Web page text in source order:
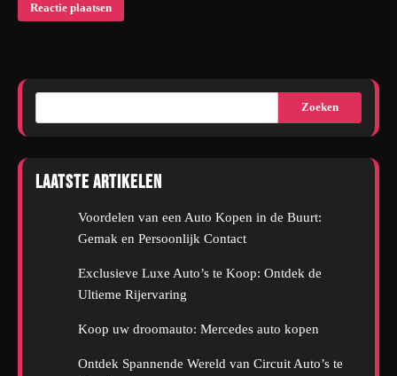
Zoeken
Laatste artikelen
Voordelen van een Auto Kopen in de Buurt:
Gemak en Persoonlijk Contact
Exclusieve Luxe Auto’s te Koop: Ontdek de
Ultieme Rijervaring
Koop uw droomauto: Mercedes auto kopen
Ontdek Spannende Wereld van Circuit Auto’s te